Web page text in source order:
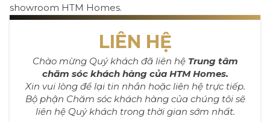
showroom HTM Homes.
LIÊN HỆ
Chào mừng Quý khách đã liên hệ Trung tâm
chăm sóc khách hàng của HTM Homes.
Xin vui lòng để lại tin nhắn hoặc liên hệ trực tiếp.
Bộ phận Chăm sóc khách hàng của chúng tôi sẽ
liên hệ Quý khách trong thời gian sớm nhất.